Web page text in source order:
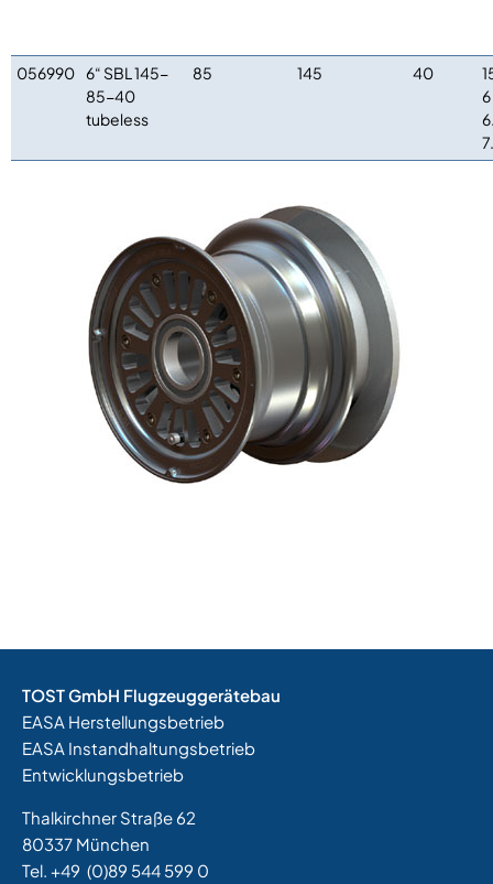
056990 6“ SBL 145-
85-40
tubeless
85 145 40
6
TOST GmbH Flugzeuggerätebau
EASA Herstellungsbetrieb
EASA Instandhaltungsbetrieb
Entwicklungsbetrieb
Thalkirchner Straße 62
80337 München
Tel. +49 (0)89 544 599 0